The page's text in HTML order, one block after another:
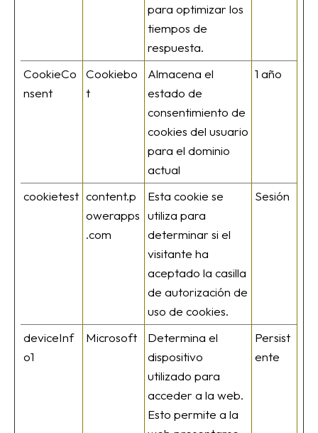
para optimizar los
tiempos de
respuesta.
CookieCo
nsent
Cookiebo
t
Almacena el
estado de
consentimiento de
cookies del usuario
para el dominio
actual
1 año
cookietest content.p
owerapps
.com
Esta cookie se
utiliza para
determinar si el
visitante ha
aceptado la casilla
de autorización de
uso de cookies.
Sesión
deviceInf
o1
Microsoft
Determina el
dispositivo
utilizado para
acceder a la web.
Esto permite a la
Persist
ente